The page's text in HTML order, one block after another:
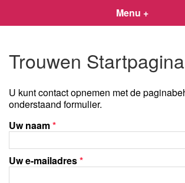
Menu +
Trouwen Startpagina
U kunt contact opnemen met de
onderstaand formulier.
Uw naam*
Uw e-mailadres*